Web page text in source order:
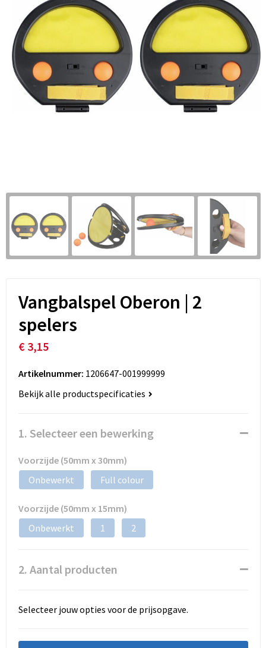
Vangbalspel Oberon | 2
spelers
€ 3,15
Artikelnummer: 1206647-001999999
Bekijk alle productspecificaties
1. Selecteer een bewerking
Voorzijde (50mm x 30mm)
Onbewerkt
Full colour
Voorzijde (50mm x 15mm)
Onbewerkt
1 2
2. Aantal producten
Selecteer jouw opties voor de prijsopgave.